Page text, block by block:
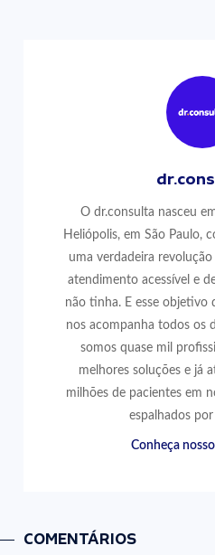
O dr.consulta nasceu
Heliópolis, em São Paulo,
uma verdadeira
atendimento acessível e
não tinha. E esse objetivo
nos acompanha todos os
somos quase mil
melhores soluções e já
milhões de pacientes em
espalhados
Conheça
COMENTÁRIOS